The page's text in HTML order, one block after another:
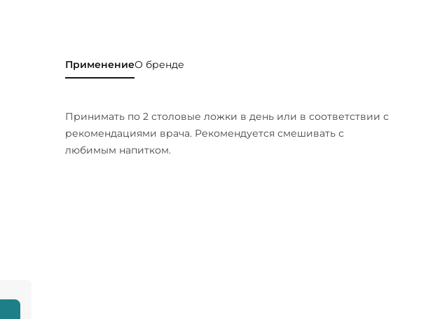
ПрименениеО бренде
Принимать по 2 столовые ложки в день или в соответствии с
рекомендациями врача. Рекомендуется смешивать с
любимым напитком.